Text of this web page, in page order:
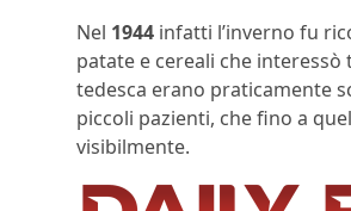
Nel 1944 infatti l’inverno fu
patate e cereali che interessò
tedesca erano praticamente
piccoli pazienti, che fino a
visibilmente.